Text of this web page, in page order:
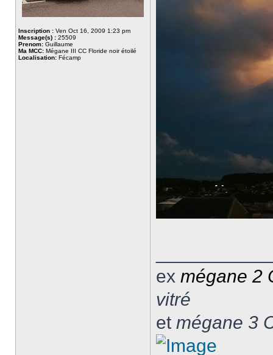
Inscription : Ven Oct 16, 2009 1:23 pm
Message(s) : 25509
Prenom: Guillaume
Ma MCC: Mégane III CC Floride noir étoilé
Localisation: Fécamp
ex mégane 2
vitré
et mégane 3